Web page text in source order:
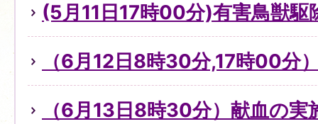
(5月11日17時00分)有害鳥獣駆
（6月12日8時30分,17時00分
（6月13日8時30分）献血の実